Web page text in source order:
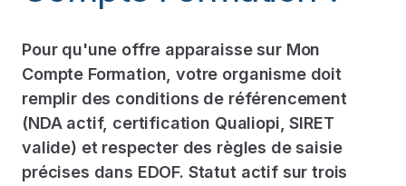
Pour qu'une offre apparaisse sur Mon
Compte Formation, votre organisme doit
remplir des conditions de référencement
(NDA actif, certification Qualiopi, SIRET
valide) et respecter des règles de saisie
précises dans EDOF. Statut actif sur trois